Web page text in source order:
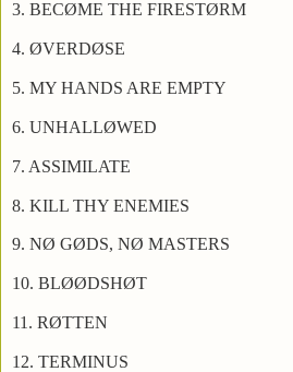
3. BECØME THE FIRESTØRM
4. ØVERDØSE
5. MY HANDS ARE EMPTY
6. UNHALLØWED
7. ASSIMILATE
8. KILL THY ENEMIES
9. NØ GØDS, NØ MASTERS
10. BLØØDSHØT
11. RØTTEN
12. TERMINUS